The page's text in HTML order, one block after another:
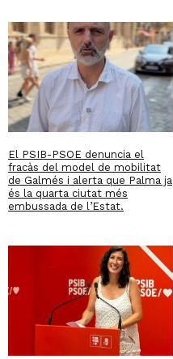
El PSIB-PSOE denuncia el
fracàs del model de mobilitat
de Galmés i alerta que Palma ja
és la quarta ciutat més
embussada de l’Estat.